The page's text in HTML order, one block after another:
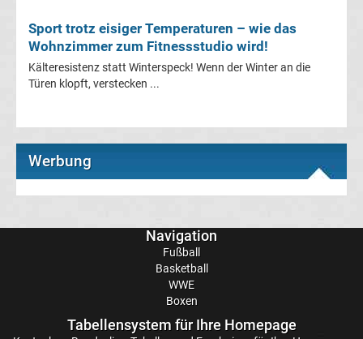
Bundesliga
Tabelle
1
Ergebnisse
Sport trotz eisiger Temperaturen – wie das
Wohnzimmer zum Fitnessstudio wird!
Kälteresistenz statt Winterspeck! Wenn der Winter an die
Türen klopft, verstecken ...
Werbung
Navigation
Fußball
Basketball
WWE
Boxen
Tabellensystem für Ihre Homepage